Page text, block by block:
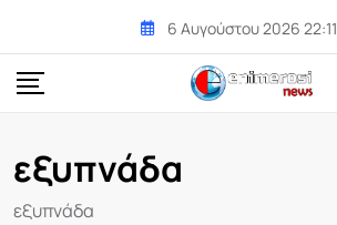
content
6 Αυγούστου 2026 22:11
εξυπνάδα
εξυπνάδα